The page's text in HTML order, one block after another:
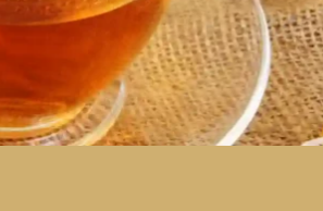
Parenthese
Conviez vos amis à